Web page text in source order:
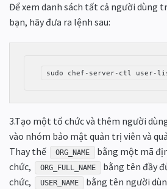
Để xem danh sách tất cả người dùng
bạn, hãy đưa ra lệnh sau:
sudo chef-server-ctl user-
3.Tạo một tổ chức và thêm người
vào nhóm bảo mật quản trị viên và
Thay thế
ORG_NAME
bằng một mã
chức,
ORG_FULL_NAME
bằng tên đầy
chức,
USER_NAME bằng tên người